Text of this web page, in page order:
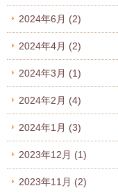
2024年6月 (2)
2024年4月 (2)
2024年3月 (1)
2024年2月 (4)
2024年1月 (3)
2023年12月 (1)
2023年11月 (2)